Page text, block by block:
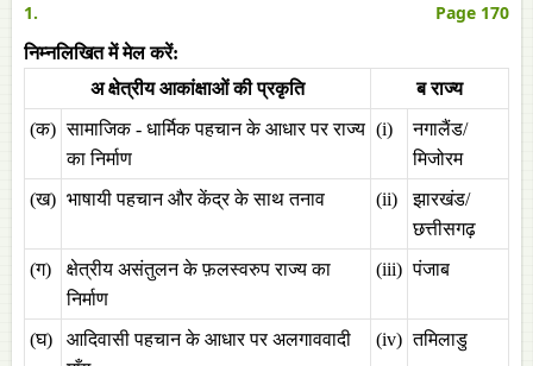
1. Page 170
निम्नलिखित में मेल करें:
अ क्षेत्रीय आकांक्षाओं की प्रकृति
ब राज्य
(क) सामाजिक - धार्मिक पहचान के आधार पर राज्य
का निर्माण
(i)
नगालैंड/
मिजोरम
(ख) भाषायी पहचान और केंद्र के साथ तनाव (ii)
झारखंड/
छत्तीसगढ़
(ग)
क्षेत्रीय असंतुलन के फ़लस्वरुप राज्य का
निर्माण
(iii) पंजाब
(घ)
आदिवासी पहचान के आधार पर अलगाववादी
(iv) तमिलाडु